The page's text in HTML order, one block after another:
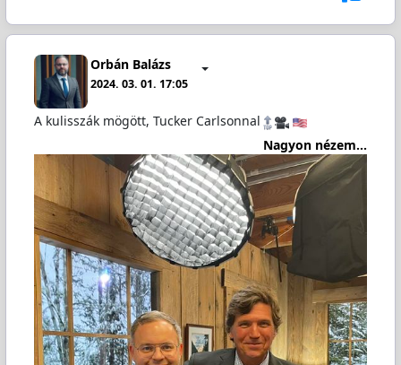
Orbán Balázs
2024. 03. 01. 17:05
A kulisszák mögött, Tucker Carlsonnal
Nagyon nézem...